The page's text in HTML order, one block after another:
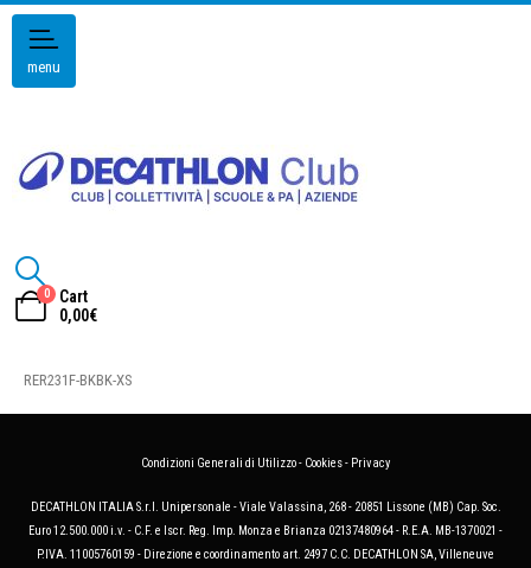
menu
0
Cart
0,00€
RER231F-BKBK-XS
Condizioni Generali di Utilizzo- Cookies- Privacy
DECATHLON ITALIA S.r.l. Unipersonale - Viale Valassina, 268 - 20851 Lissone (MB) Cap. Soc.
Euro 12.500.000 i.v. - C.F. e Iscr. Reg. Imp. Monza e Brianza 02137480964 - R.E.A. MB-1370021 -
P.IVA. 11005760159 - Direzione e coordinamento art. 2497 C.C. DECATHLON SA, Villeneuve